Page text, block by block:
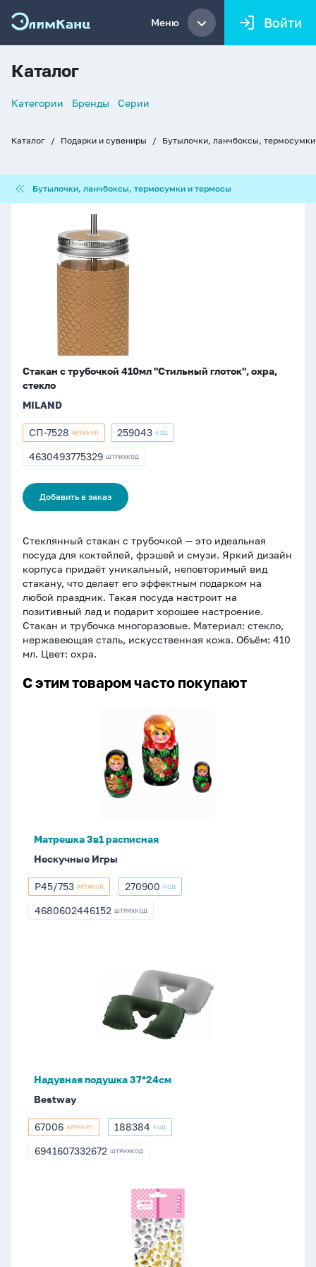
Меню Войти
Каталог
Список
Категории Бренды Серии
Каталог Подарки и сувениры Бутылочки, ланчбоксы,
ланчбоксы,
термосумки
Бутылочки, ланчбоксы, термосумки и термосы
трубочкой
"Стильный
глоток",
стекло
Стакан с трубочкой 410мл "Стильный глоток", охра,
стекло
MILAND
Артикул
СП-7528
СП-7528 АРТИКУЛ
Артикул
259043
259043 КОД
ШТРИХКОД
4630493775329 ШТРИХКОД
Добавить в заказ
Стеклянный стакан с трубочкой — это идеальная
посуда для коктейлей, фрэшей и смузи. Яркий дизайн
корпуса придаёт уникальный, неповторимый вид
стакану, что делает его эффектным подарком на
любой праздник. Такая посуда настроит на
позитивный лад и подарит хорошее настроение.
Стакан и трубочка многоразовые. Материал: стекло,
нержавеющая сталь, искусственная кожа. Объём: 410
мл. Цвет: охра.
С этим товаром часто покупают
Матрешка 3в1 расписная
Нескучные Игры
Р45/753
Р45/753 АРТИКУЛ 270900
270900 КОД
4680602446152
4680602446152 ШТРИХКОД
Надувная подушка 37*24см
Bestway
67006
67006 АРТИКУЛ 188384
188384 КОД
6941607332672
6941607332672 ШТРИХКОД